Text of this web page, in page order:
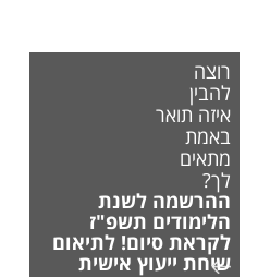
רוצה
להבין
איזה תואר
באמת
מתאים
לך?
ההרשמה לשנת
הלימודים תשפ"ז
לקראת סיום! לתיאום
שיחת ייעוץ אישית